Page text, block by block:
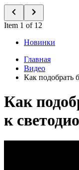
Item 1 of 12
Новинки
Главная
Видео
Как подобрать
Как
к